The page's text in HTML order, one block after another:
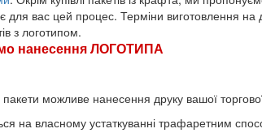
для вас цей процес. Терміни виготовлення
з логотипом.
нанесення ЛОГОТИПА
пакети можливе нанесення друку вашої
на власному устаткуванні трафаретним